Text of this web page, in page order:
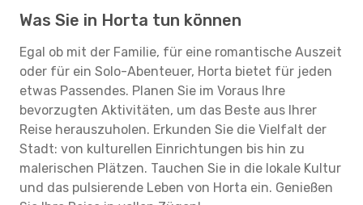
Was Sie in Horta tun können
Egal ob mit der Familie, für eine romantische Auszeit
oder für ein Solo-Abenteuer, Horta bietet für jeden
etwas Passendes. Planen Sie im Voraus Ihre
bevorzugten Aktivitäten, um das Beste aus Ihrer
Reise herauszuholen. Erkunden Sie die Vielfalt der
Stadt: von kulturellen Einrichtungen bis hin zu
malerischen Plätzen. Tauchen Sie in die lokale Kultur
und das pulsierende Leben von Horta ein. Genießen